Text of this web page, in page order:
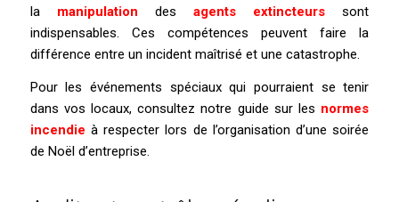
la manipulation desagents extincteurs sont
indispensables. Ces compétences peuvent faire la
différence entre un incident maîtrisé et une catastrophe.
Pour les événements spéciaux qui pourraient se tenir
dans vos locaux, consultez notre guide sur les normes
incendie à respecter lors de l’organisation d’une soirée
de Noël d’entreprise.